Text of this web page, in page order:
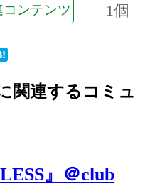
コンテンツ 1個
関連するコミュ
』＠club